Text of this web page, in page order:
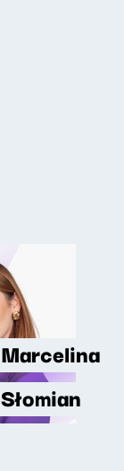
Marcelina
Słomian